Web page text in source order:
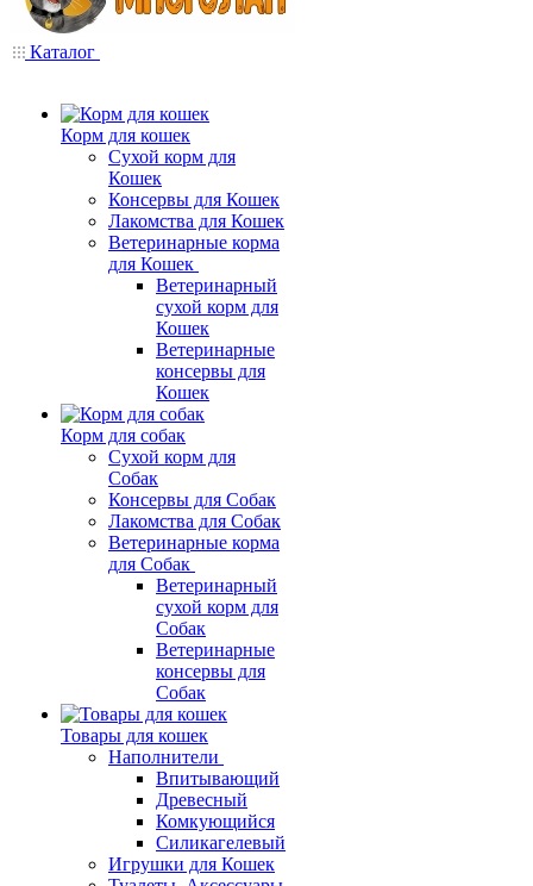
Каталог
Корм для кошек
Сухой корм для
Кошек
Консервы для Кошек
Лакомства для Кошек
Ветеринарные корма
для Кошек
Ветеринарный
сухой корм для
Кошек
Ветеринарные
консервы для
Кошек
Корм для собак
Сухой корм для
Собак
Консервы для Собак
Лакомства для Собак
Ветеринарные корма
для Собак
Ветеринарный
сухой корм для
Собак
Ветеринарные
консервы для
Собак
Товары для кошек
Наполнители
Впитывающий
Древесный
Комкующийся
Силикагелевый
Игрушки для Кошек